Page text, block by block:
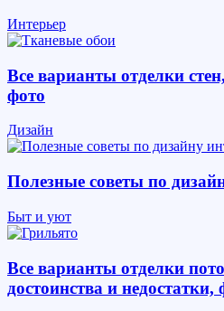
Интерьер
Все варианты отделки
фото
Дизайн
Полезные советы по
Быт и уют
Все варианты отделки
достоинства и недостатки,